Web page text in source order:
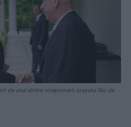
de unul dintre viceprimarii orașului Rio de